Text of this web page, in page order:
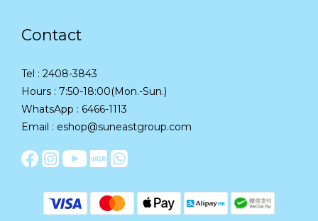
Contact
Tel : 2408-3843
Hours : 7:50-18:00(Mon.-Sun.)
WhatsApp : 6466-1113
Email : eshop@suneastgroup.com